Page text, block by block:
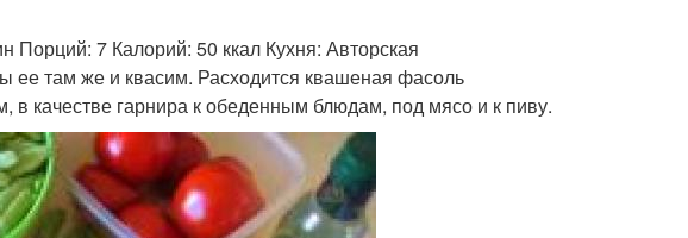
Порций: 7 Калорий: 50 ккал Кухня: Авторская
ее там же и квасим. Расходится квашеная фасоль
качестве гарнира к обеденным блюдам, под мясо и к пиву.